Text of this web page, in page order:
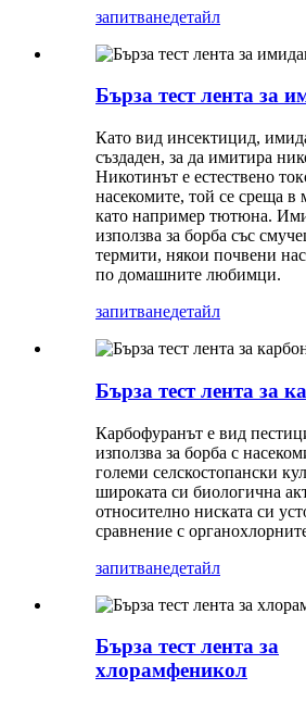
запитванедетайл
Бърза тест лента за
Като вид инсектицид,
създаден, за да имитира
Никотинът е естествено
насекомите, той се среща в
като например тютюна.
използва за борба със
термити, някои почвени
по домашните любимци.
запитванедетайл
Бърза тест лента за
Карбофуранът е вид
използва за борба с
големи селскостопански
широката си биологична
относително ниската си
сравнение с
запитванедетайл
Бърза тест лента за
хлорамфеникол